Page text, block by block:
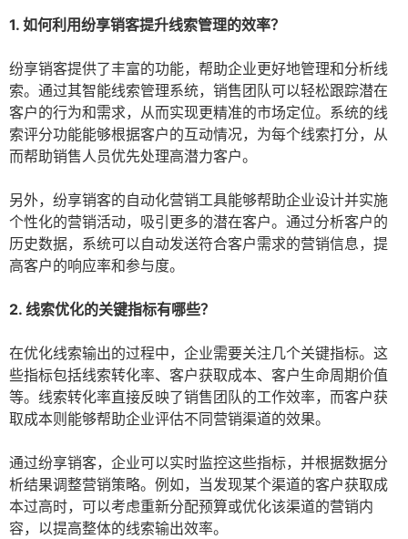
1. 如何利用纷享销客提升线索管理的效率？
纷享销客提供了丰富的功能，帮助企业更好地管理和分析线
索。通过其智能线索管理系统，销售团队可以轻松跟踪潜在
客户的行为和需求，从而实现更精准的市场定位。系统的线
索评分功能能够根据客户的互动情况，为每个线索打分，从
而帮助销售人员优先处理高潜力客户。
另外，纷享销客的自动化营销工具能够帮助企业设计并实施
个性化的营销活动，吸引更多的潜在客户。通过分析客户的
历史数据，系统可以自动发送符合客户需求的营销信息，提
高客户的响应率和参与度。
2. 线索优化的关键指标有哪些？
在优化线索输出的过程中，企业需要关注几个关键指标。这
些指标包括线索转化率、客户获取成本、客户生命周期价值
等。线索转化率直接反映了销售团队的工作效率，而客户获
取成本则能够帮助企业评估不同营销渠道的效果。
通过纷享销客，企业可以实时监控这些指标，并根据数据分
析结果调整营销策略。例如，当发现某个渠道的客户获取成
本过高时，可以考虑重新分配预算或优化该渠道的营销内
容，以提高整体的线索输出效率。